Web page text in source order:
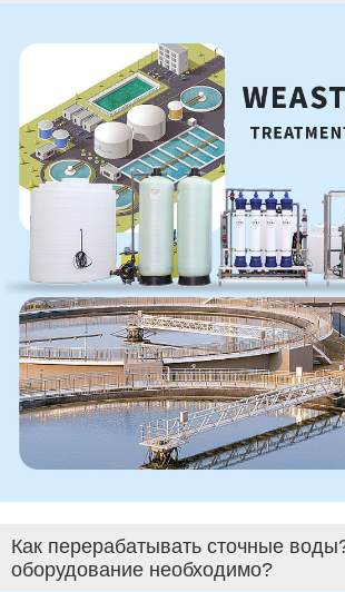
Как перерабатывать сточные
оборудование необходимо?